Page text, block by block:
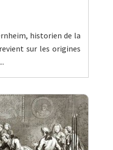
historien de la
sur les origines